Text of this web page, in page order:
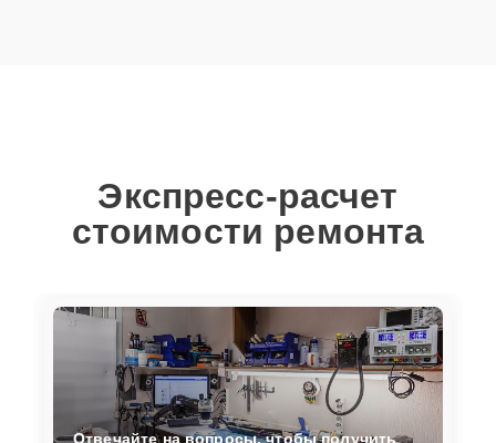
Экспресс-расчет
стоимости ремонта
Отвечайте на вопросы, чтобы получить